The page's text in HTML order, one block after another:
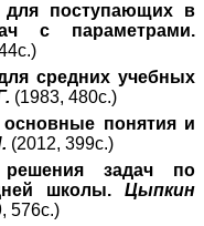
для поступающих в
с параметрами.
средних учебных
(1983, 480с.)
понятия и
(2012, 399с.)
задач по
школы. Цыпкин
576с.)